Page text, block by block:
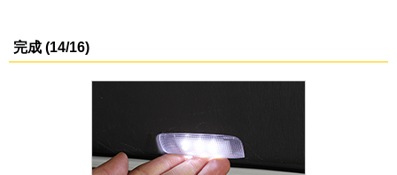
完成 (14/16)